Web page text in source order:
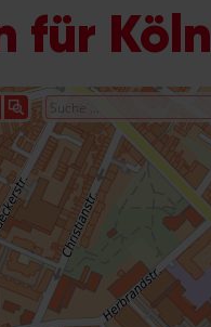
für Köln